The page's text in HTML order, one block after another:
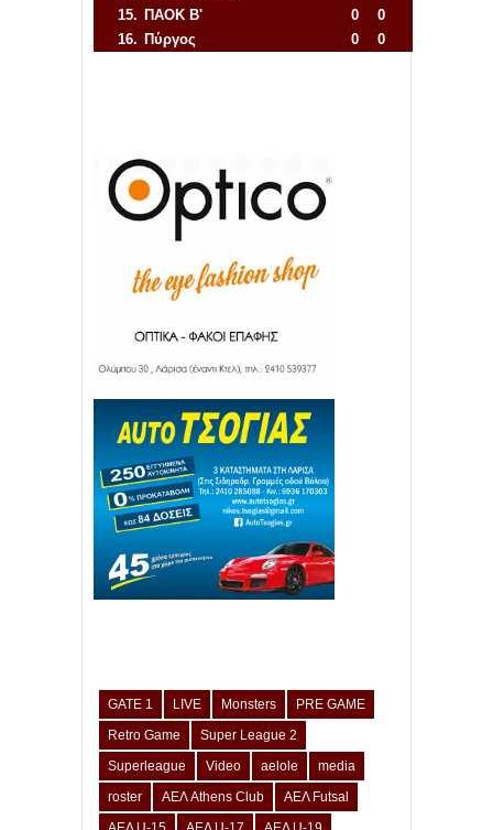
15. ΠΑΟΚ Β' 0
0
16. Πύργος 0
0
GATE 1 LIVE Monsters
PRE GAME
Retro Game
Super League 2
Superleague
Video aelole
media
roster
ΑΕΛ Athens Club
ΑΕΛ Futsal